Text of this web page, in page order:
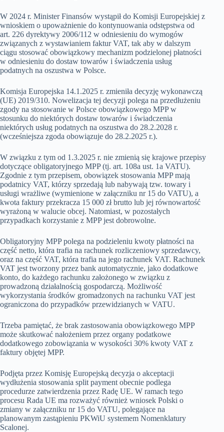
W 2024 r. Minister Finansów wystąpił do Komisji Europejskiej z
wnioskiem o upoważnienie do kontynuowania odstępstwa od
art. 226 dyrektywy 2006/112 w odniesieniu do wymogów
związanych z wystawianiem faktur VAT, tak aby w dalszym
ciągu stosować obowiązkowy mechanizm podzielonej płatności
w odniesieniu do dostaw towarów i świadczenia usług
podatnych na oszustwa w Polsce.
Komisja Europejska 14.1.2025 r. zmieniła decyzję wykonawczą
(UE) 2019/310. Nowelizacja tej decyzji polega na przedłużeniu
zgody na stosowanie w Polsce obowiązkowego MPP w
stosunku do niektórych dostaw towarów i świadczenia
niektórych usług podatnych na oszustwa do 28.2.2028 r.
(wcześniejsza zgoda obowiązuje do 28.2.2025 r.).
W związku z tym od 1.3.2025 r. nie zmienią się krajowe przepisy
dotyczące obligatoryjnego MPP (tj. art. 108a ust. 1a VATU).
Zgodnie z tym przepisem, obowiązek stosowania MPP mają
podatnicy VAT, którzy sprzedają lub nabywają tzw. towary i
usługi wrażliwe (wymienione w załączniku nr 15 do VATU), a
kwota faktury przekracza 15 000 zł brutto lub jej równowartość
wyrażoną w walucie obcej. Natomiast, w pozostałych
przypadkach korzystanie z MPP jest dobrowolne.
Obligatoryjny MPP polega na podzieleniu kwoty płatności na
część netto, która trafia na rachunek rozliczeniowy sprzedawcy,
oraz na część VAT, która trafia na jego rachunek VAT. Rachunek
VAT jest tworzony przez bank automatycznie, jako dodatkowe
konto, do każdego rachunku założonego w związku z
prowadzoną działalnością gospodarczą. Możliwość
wykorzystania środków gromadzonych na rachunku VAT jest
ograniczona do przypadków przewidzianych w VATU.
Trzeba pamiętać, że brak zastosowania obowiązkowego MPP
może skutkować nałożeniem przez organy podatkowe
dodatkowego zobowiązania w wysokości 30% kwoty VAT z
faktury objętej MPP.
Podjęta przez Komisję Europejską decyzja o akceptacji
wydłużenia stosowania split payment obecnie podlega
procedurze zatwierdzenia przez Radę UE. W ramach tego
procesu Rada UE ma rozważyć również wniosek Polski o
zmiany w załączniku nr 15 do VATU, polegające na
planowanym zastąpieniu PKWiU systemem Nomenklatury
Scalonej.